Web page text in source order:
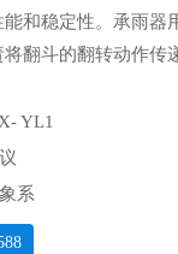
和稳定性。承雨器
翻斗的翻转动作传
YL1
系